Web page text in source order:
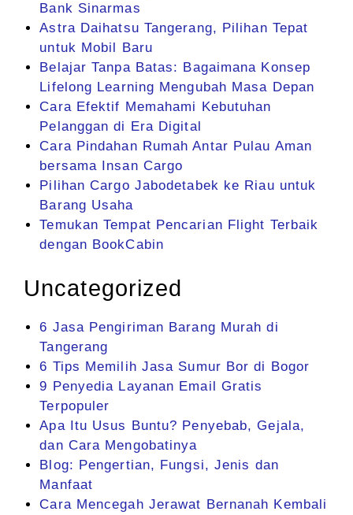
Bank Sinarmas
Astra Daihatsu Tangerang, Pilihan Tepat
untuk Mobil Baru
Belajar Tanpa Batas: Bagaimana Konsep
Lifelong Learning Mengubah Masa Depan
Cara Efektif Memahami Kebutuhan
Pelanggan di Era Digital
Cara Pindahan Rumah Antar Pulau Aman
bersama Insan Cargo
Pilihan Cargo Jabodetabek ke Riau untuk
Barang Usaha
Temukan Tempat Pencarian Flight Terbaik
dengan BookCabin
Uncategorized
6 Jasa Pengiriman Barang Murah di
Tangerang
6 Tips Memilih Jasa Sumur Bor di Bogor
9 Penyedia Layanan Email Gratis
Terpopuler
Apa Itu Usus Buntu? Penyebab, Gejala,
dan Cara Mengobatinya
Blog: Pengertian, Fungsi, Jenis dan
Manfaat
Cara Mencegah Jerawat Bernanah Kembali